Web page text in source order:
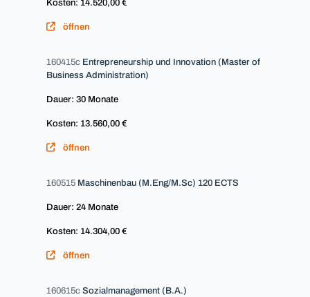
Kosten: 14.520,00 €
öffnen
160415c Entrepreneurship und Innovation (Master of
Business Administration)
Dauer: 30 Monate
Kosten: 13.560,00 €
öffnen
160515 Maschinenbau (M.Eng/M.Sc) 120 ECTS
Dauer: 24 Monate
Kosten: 14.304,00 €
öffnen
160615c Sozialmanagement (B.A.)